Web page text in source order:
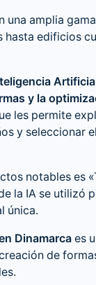
una amplia
hasta edificios
y la
les permite
y seleccionar
notables es
la IA se utilizó
única.
Dinamarca es
de